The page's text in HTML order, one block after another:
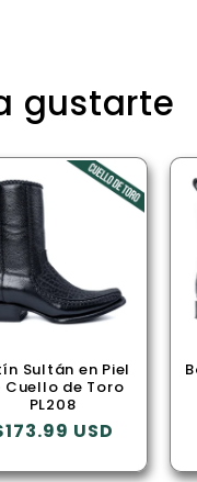
gustarte
Sultán en Piel
Cuello de Toro
PL208
USD